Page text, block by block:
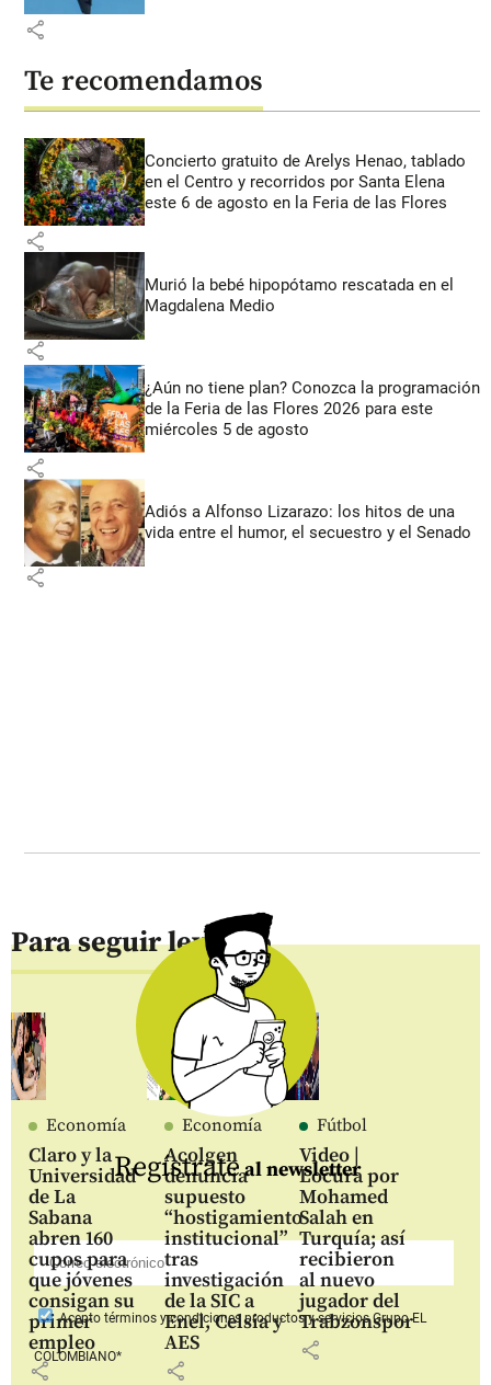
share
Te recomendamos
Concierto gratuito de Arelys Henao, tablado
en el Centro y recorridos por Santa Elena
este 6 de agosto en la Feria de las Flores
share
Murió la bebé hipopótamo rescatada en el
Magdalena Medio
share
¿Aún no tiene plan? Conozca la programación
de la Feria de las Flores 2026 para este
miércoles 5 de agosto
share
Adiós a Alfonso Lizarazo: los hitos de una
vida entre el humor, el secuestro y el Senado
share
Para seguir leyendo
Economía
Claro y la
Universidad
de La
Sabana
abren 160
cupos para
que jóvenes
consigan su
primer
empleo
share
Economía
Acolgen
denuncia
supuesto
“hostigamiento
institucional”
tras
investigación
de la SIC a
Enel, Celsia y
AES
share
Fútbol
Video |
Locura por
Mohamed
Salah en
Turquía; así
recibieron
al nuevo
jugador del
Trabzonspor
share
Regístrateal newsletter
Aceptotérminos y condiciones productos y serviciosGrupo EL
COLOMBIANO*